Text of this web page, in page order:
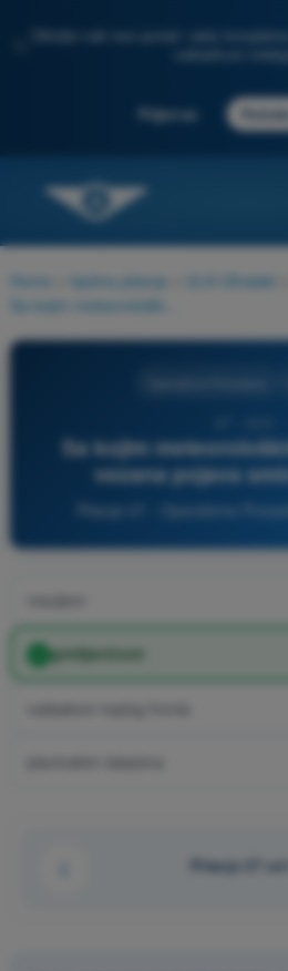
Otkrijte naš novi portal: vaša
Prijavi se
Home Ispitna pitanja ULA Ultralaki
Sa kojim
vezana pojava
grmljavinom
Pitanje 27 od